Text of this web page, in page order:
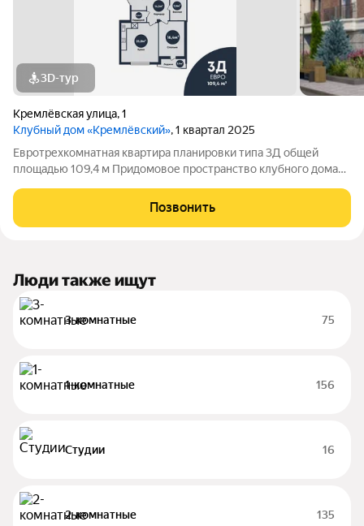
3D-тур
Кремлёвская улица,1
Клубный дом «Кремлёвский», 1 квартал 2025
Евротрехкомнатная квартира планировки типа 3Д общей
площадью 109,4 м Придомовое пространство клубного дома
паркинг на 53 парковочных места Детские площадки Зона
work-out и business lounge
Позвонить
Люди также ищут
3-комнатные 75
1-комнатные 156
Студии 16
2-комнатные 135